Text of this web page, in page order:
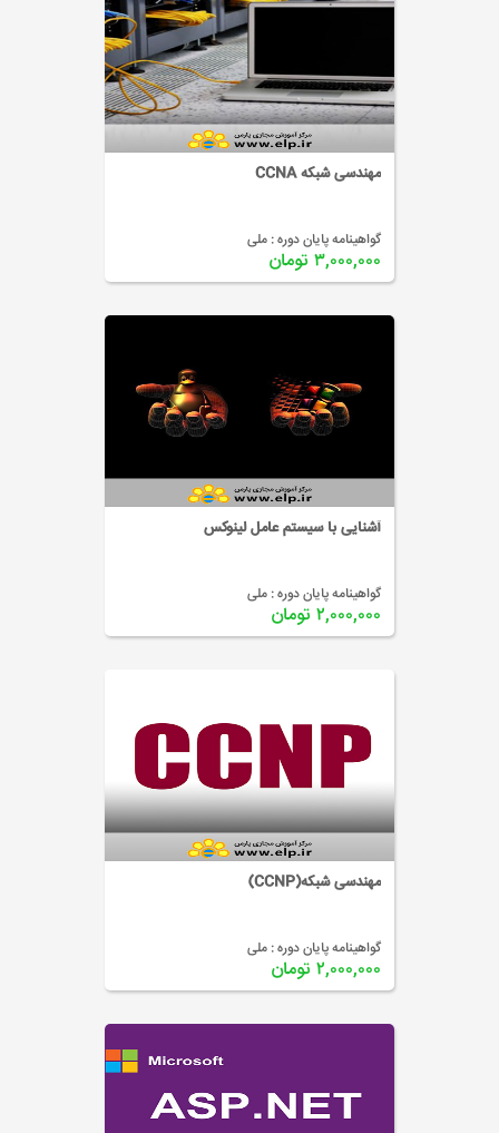
مهندسی شبکه CCNA
گواهینامه پایان دوره : ملی
۳,۰۰۰,۰۰۰ تومان
آشنایی با سیستم عامل لینوکس
گواهینامه پایان دوره : ملی
۲,۰۰۰,۰۰۰ تومان
مهندسی شبکه(CCNP)
گواهینامه پایان دوره : ملی
۲,۰۰۰,۰۰۰ تومان